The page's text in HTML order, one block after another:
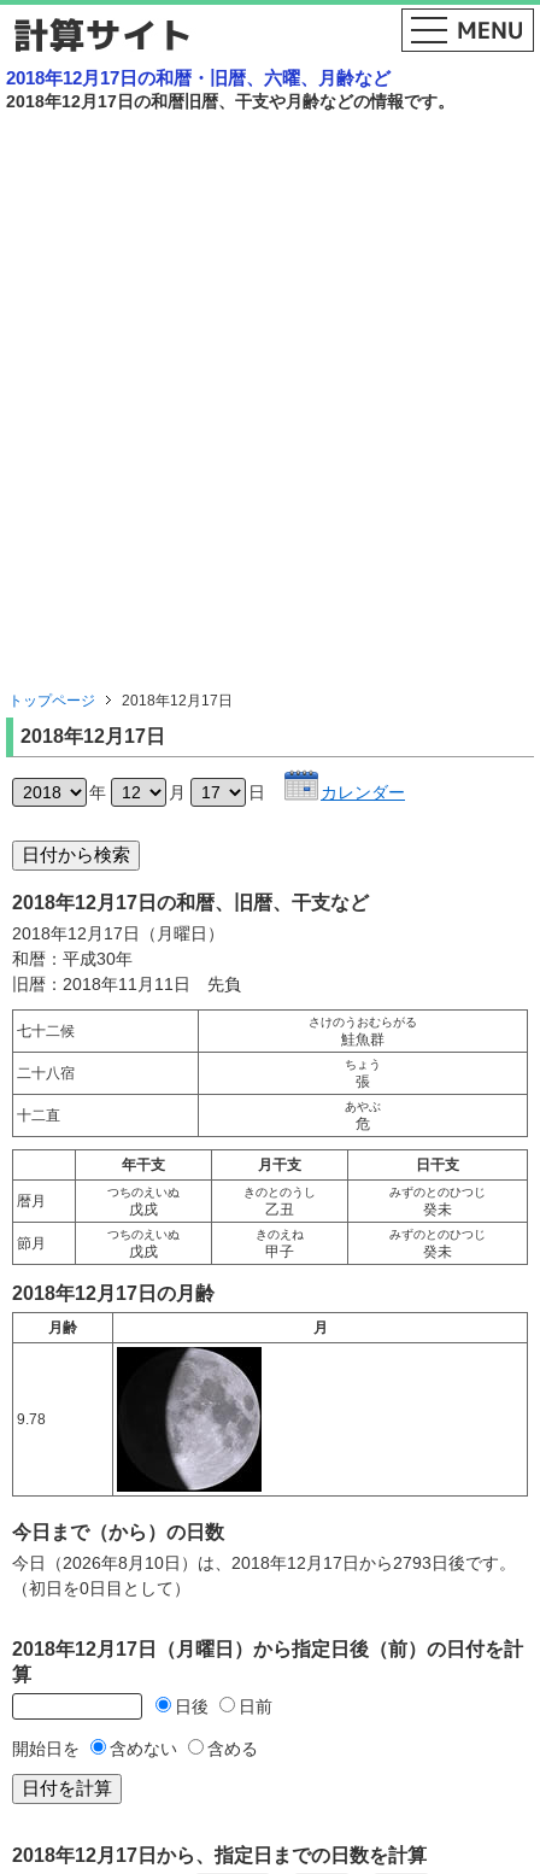
2018年12月17日の和暦・旧暦、六曜、月齢など
2018年12月17日の和暦旧暦、干支や月齢などの情報です。
トップページ 2018年12月17日
2018年12月17日
年 月 日 カレンダー
2018年12月17日の和暦、旧暦、干支など
2018年12月17日（月曜日）
和暦：平成30年
旧暦：2018年11月11日 先負
七十二候
さけのうおむらがる
鮭魚群
二十八宿
ちょう
張
十二直
あやぶ
危
年干支 月干支 日干支
暦月
つちのえいぬ
戊戌
きのとのうし
乙丑
みずのとのひつじ
癸未
節月
つちのえいぬ
戊戌
きのえね
甲子
みずのとのひつじ
癸未
2018年12月17日の月齢
月齢 月
9.78
今日まで（から）の日数
今日（2026年8月10日）は、2018年12月17日から2793日後です。
（初日を0日目として）
2018年12月17日（月曜日）から指定日後（前）の日付を計
算
日後 日前
開始日を 含めない 含める
2018年12月17日から、指定日までの日数を計算